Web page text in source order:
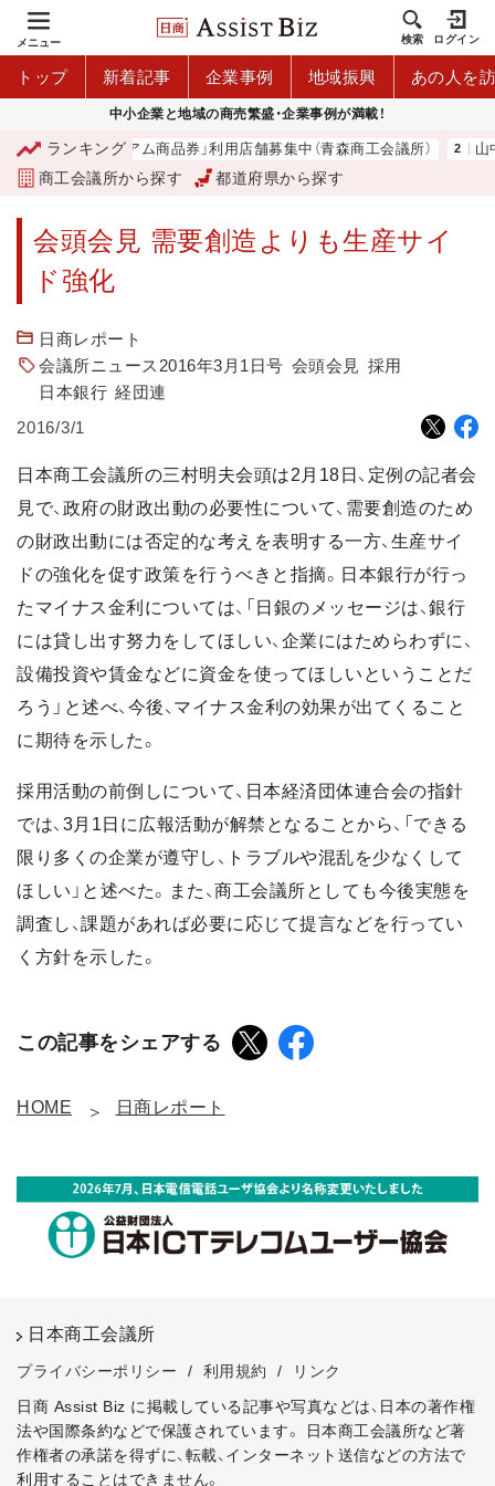
メニュー 検索 ログイン
トップ 新着記事 企業事例 地域振興 あの人を
中小企業と地域の商売繁盛・企業事例が満載！
ランキング
「青森市プレミアム商品券」利用店舗募集中（青森商工会議所） 山
商工会議所から探す 都道府県から探す
会頭会見 需要創造よりも生産サイ
ド強化
日商レポート
会議所ニュース2016年3月1日号 会頭会見 採用
日本銀行 経団連
2016/3/1
日本商工会議所の三村明夫会頭は2月18日、定例の記者会
見で、政府の財政出動の必要性について、需要創造のため
の財政出動には否定的な考えを表明する一方、生産サイ
ドの強化を促す政策を行うべきと指摘。日本銀行が行っ
たマイナス金利については、「日銀のメッセージは、銀行
には貸し出す努力をしてほしい、企業にはためらわずに、
設備投資や賃金などに資金を使ってほしいということだ
ろう」と述べ、今後、マイナス金利の効果が出てくること
に期待を示した。
採用活動の前倒しについて、日本経済団体連合会の指針
では、3月1日に広報活動が解禁となることから、「できる
限り多くの企業が遵守し、トラブルや混乱を少なくして
ほしい」と述べた。また、商工会議所としても今後実態を
調査し、課題があれば必要に応じて提言などを行ってい
く方針を示した。
この記事をシェアする
HOME 日商レポート
日本商工会議所
プライバシーポリシー / 利用規約 /
リンク
日商 Assist Biz に掲載している記事や写真などは、日本の著作権
法や国際条約などで保護されています。
日本商工会議所など著
作権者の承諾を得ずに、転載、インターネット送信などの方法で
利用することはできません。